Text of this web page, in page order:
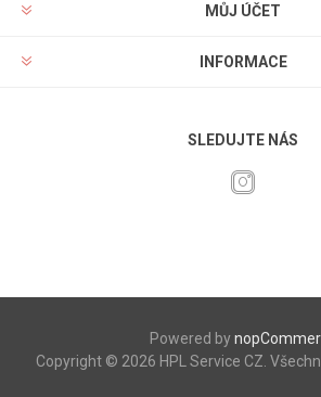
MŮJ ÚČET
INFORMACE
SLEDUJTE NÁS
Powered by
Copyright © 2026 HPL Service CZ.